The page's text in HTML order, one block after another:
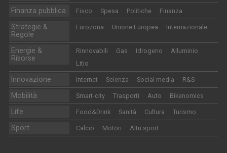
Finanza pubblica Fisco Spesa Politiche Finanza
Strategie &
Regole
Eurozona Unione Europea Internazionale
Energie &
Risorse
Rinnovabili Gas Idrogeno
Alluminio
Litio
Innovazione Internet Scienza Social media R&S
Mobilità Smart-city Trasporti Auto Bikenomics
Life Food&Drink Sanità Cultura Turismo
Sport Calcio Motori Altri sport